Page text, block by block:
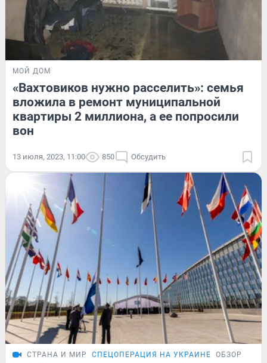
МОЙ ДОМ
«Вахтовиков нужно расселить»: семья
вложила в ремонт муниципальной
квартиры 2 миллиона, а ее попросили
вон
13 июля, 2023, 11:00 850 Обсудить
СТРАНА И МИР СПЕЦОПЕРАЦИЯ НА УКРАИНЕ ОБЗОР